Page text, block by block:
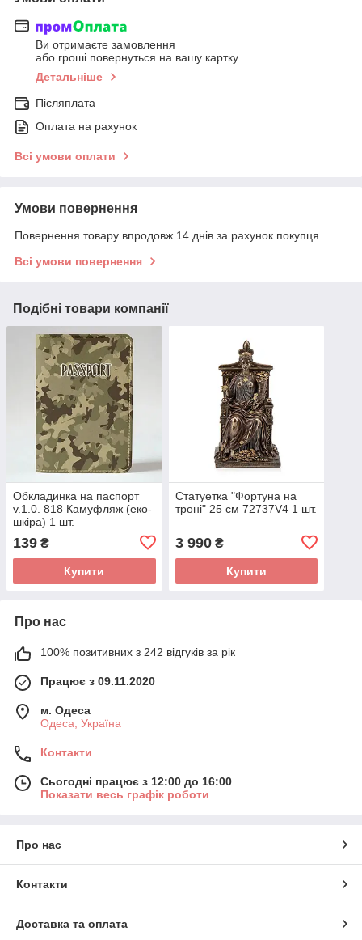
Ви отримаєте замовлення
або гроші повернуться на вашу картку
Детальніше
Післяплата
Оплата на рахунок
Всі умови оплати
Умови повернення
Повернення товару впродовж 14 днів за рахунок покупця
Всі умови повернення
Подібні товари компанії
Обкладинка на паспорт
v.1.0. 818 Камуфляж (еко-
шкіра) 1 шт.
139 ₴
Купити
Статуетка "Фортуна на
троні" 25 см 72737V4 1 шт.
3 990₴
Купити
Про нас
100% позитивних з 242 відгуків за рік
Працює з 09.11.2020
м. Одеса
Одеса, Україна
Контакти
Сьогодні працює з 12:00 до 16:00
Показати весь графік роботи
Про нас
Контакти
Доставка та оплата